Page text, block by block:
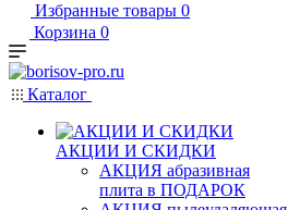
Избранные товары 0
Корзина 0
Каталог
АКЦИИ И СКИДКИ
АКЦИЯ абразивная
плита в ПОДАРОК